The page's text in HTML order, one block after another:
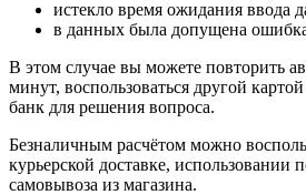
истекло время ожидания ввода
в данных была допущена
В этом случае вы можете повторить
минут, воспользоваться другой
банк для решения вопроса.
Безналичным расчётом можно
курьерской доставке, использовании
самовывоза из магазина.